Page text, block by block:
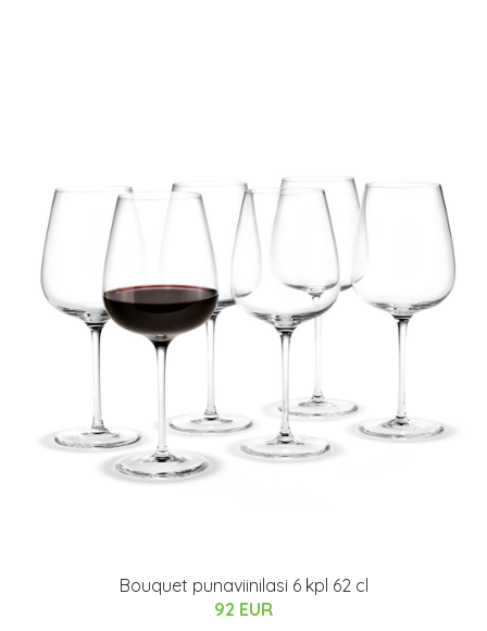
Bouquet punaviinilasi 6 kpl 62 cl
92 EUR